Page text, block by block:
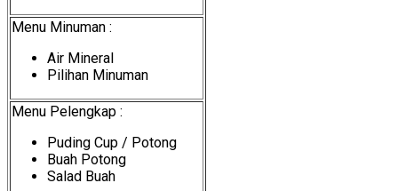
Menu Minuman :
Air Mineral
Pilihan Minuman
Menu Pelengkap :
Puding Cup / Potong
Buah Potong
Salad Buah